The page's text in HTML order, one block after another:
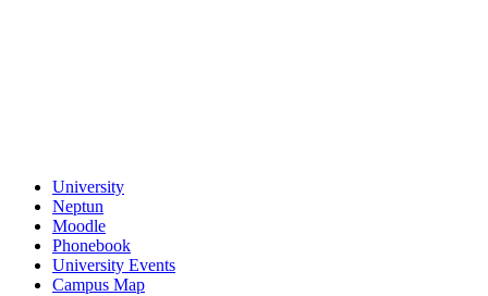
University
Neptun
Moodle
Phonebook
University Events
Campus Map